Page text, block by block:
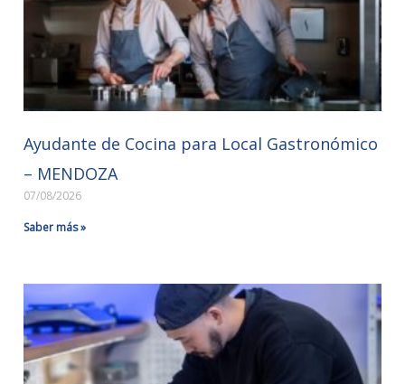
Ayudante de Cocina para Local Gastronómico
– MENDOZA
07/08/2026
Saber más »